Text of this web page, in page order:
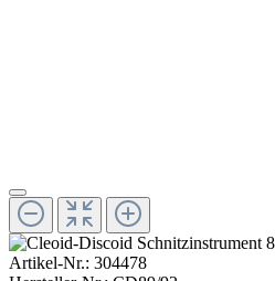
Artikel-Nr.: 304478